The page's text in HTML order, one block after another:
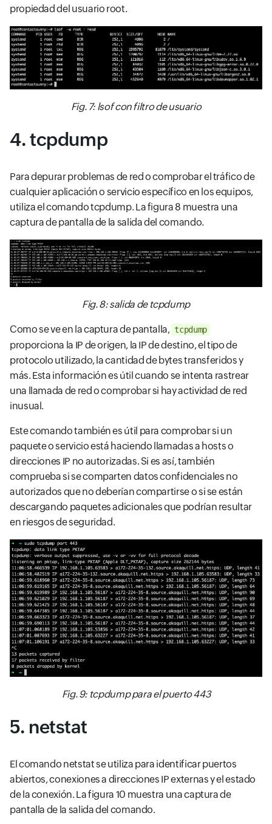
propiedad del usuario root.
Fig. 7: lsof con filtro de usuario
4. tcpdump
Para depurar problemas de red o comprobar el tráfico de
cualquier aplicación o servicio específico en los equipos,
utiliza el comando tcpdump. La figura 8 muestra una
captura de pantalla de la salida del comando.
Fig. 8: salida de tcpdump
Como se ve en la captura de pantalla, tcpdump
proporciona la IP de origen, la IP de destino, el tipo de
protocolo utilizado, la cantidad de bytes transferidos y
más. Esta información es útil cuando se intenta rastrear
una llamada de red o comprobar si hay actividad de red
inusual.
Este comando también es útil para comprobar si un
paquete o servicio está haciendo llamadas a hosts o
direcciones IP no autorizadas. Si es así, también
comprueba si se comparten datos confidenciales no
autorizados que no deberían compartirse o si se están
descargando paquetes adicionales que podrían resultar
en riesgos de seguridad.
Fig. 9: tcpdump para el puerto 443
5. netstat
El comando netstat se utiliza para identificar puertos
abiertos, conexiones a direcciones IP externas y el estado
de la conexión. La figura 10 muestra una captura de
pantalla de la salida del comando.